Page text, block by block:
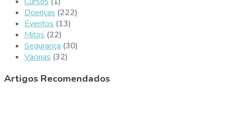
Doenças (222)
Eventos (13)
Mitos (22)
Segurança (30)
Vacinas (32)
Artigos Recomendados